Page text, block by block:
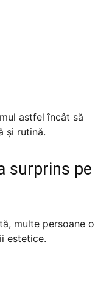
astfel încât să
și rutină.
surprins pe
multe persoane o
estetice.